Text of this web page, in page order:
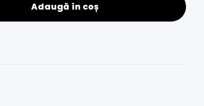
Adaugă în coș